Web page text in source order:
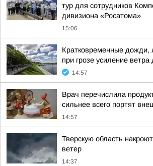
тур для сотрудников
дивизиона «Росатома»
15:06
Кратковременные дожди,
при грозе усиление
14:57
Врач перечислила
сильнее всего портят
14:57
Тверскую область
ветер
14:37